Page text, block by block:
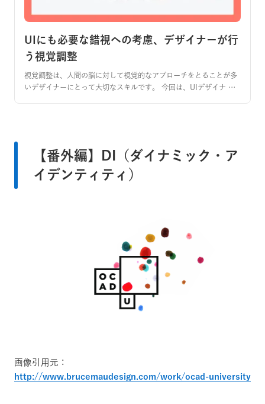
UIにも必要な錯視への考慮、デザイナーが行
う視覚調整
視覚調整は、人間の脳に対して視覚的なアプローチをとることが多
いデザイナーにとって大切なスキルです。 今回は、UIデザイナ …
【番外編】DI（ダイナミック・ア
イデンティティ）
画像引用元：
http://www.brucemaudesign.com/work/ocad-university